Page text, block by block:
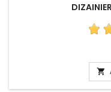
